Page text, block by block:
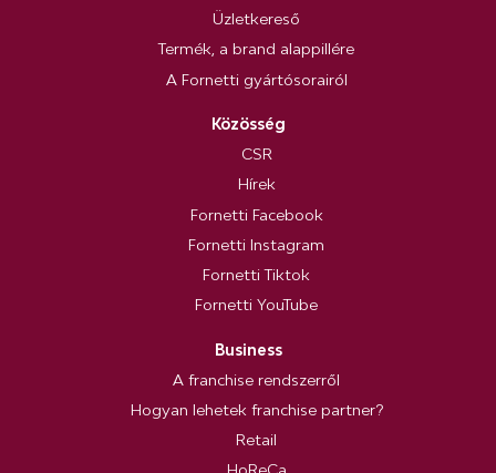
Üzletkereső
Termék, a brand alappillére
A Fornetti gyártósorairól
Közösség
CSR
Hírek
Fornetti Facebook
Fornetti Instagram
Fornetti Tiktok
Fornetti YouTube
Business
A franchise rendszerről
Hogyan lehetek franchise partner?
Retail